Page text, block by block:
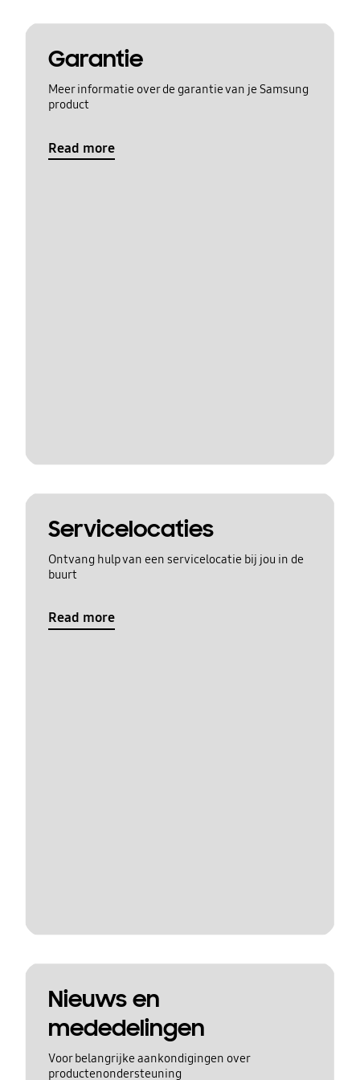
Garantie
Meer informatie over de garantie van je Samsung
product
Read more
Servicelocaties
Ontvang hulp van een servicelocatie bij jou in de
buurt
Read more
Nieuws en
mededelingen
Voor belangrijke aankondigingen over
productenondersteuning